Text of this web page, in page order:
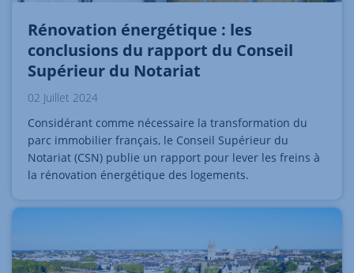
Rénovation énergétique : les
conclusions du rapport du Conseil
Supérieur du Notariat
02 Juillet 2024
Considérant comme nécessaire la transformation du
parc immobilier français, le Conseil Supérieur du
Notariat (CSN) publie un rapport pour lever les freins à
la rénovation énergétique des logements.